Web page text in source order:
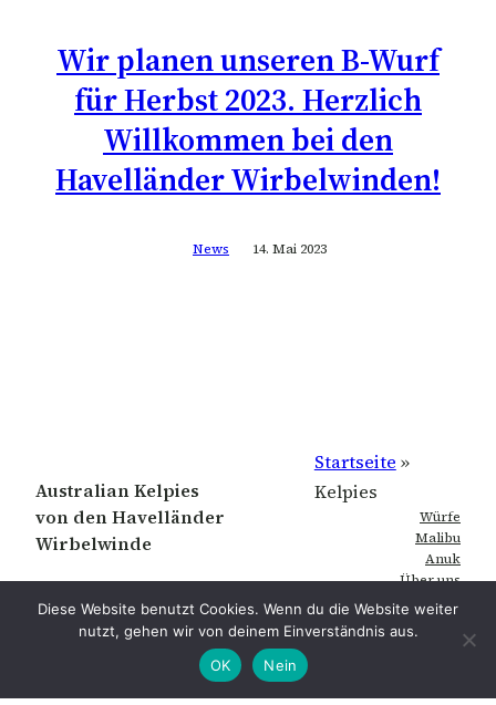
Wir planen unseren B-Wurf
für Herbst 2023. Herzlich
Willkommen bei den
Havelländer Wirbelwinden!
News 14. Mai 2023
Australian Kelpies
von den Havelländer
Wirbelwinde
Startseite »
Kelpies
Würfe
Malibu
Anuk
Über uns
Galerie
Copyright 2022 – Raft by Otter
Diese Website benutzt Cookies. Wenn du die Website weiter
nutzt, gehen wir von deinem Einverständnis aus.
OK
Nein